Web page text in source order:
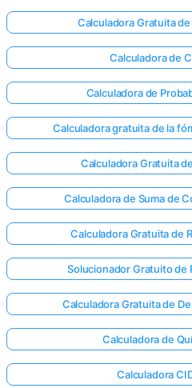
Calculadora Gratuita
Calculadora de
Calculadora de
Calculadora gratuita de la
Calculadora Gratuita
Calculadora de Suma de
Calculadora Gratuita de
Solucionador Gratuito de
Calculadora Gratuita de
Calculadora de
Calculadora